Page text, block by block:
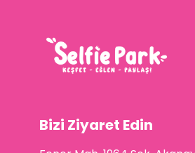
Bizi Ziyaret Edin